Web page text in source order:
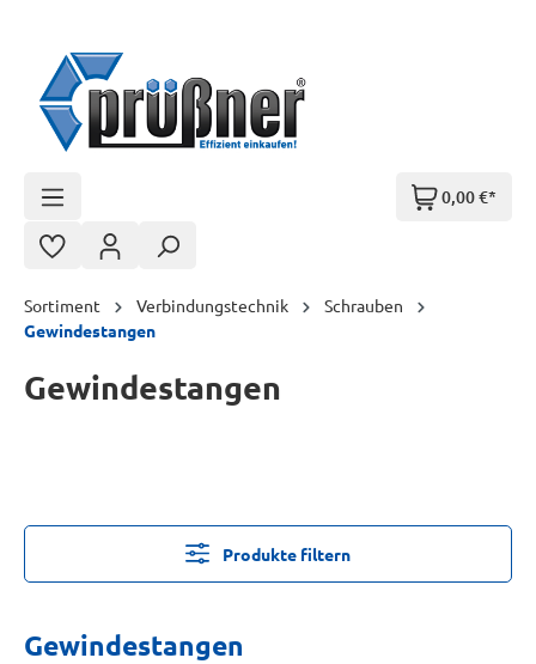
0,00 €*
Sortiment Verbindungstechnik
Schrauben
Gewindestangen
Gewindestangen
Produkte filtern
Gewindestangen